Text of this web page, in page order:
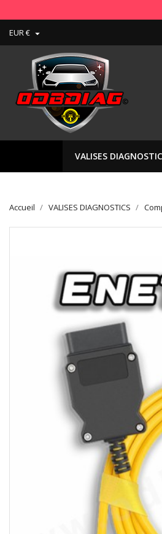
EUR € 
VALISES
Accueil VALISES DIAGNOSTICS